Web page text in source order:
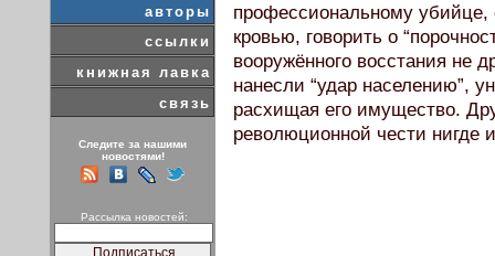
авторы
ссылки
книжная лавка
связь
Следите за нашими
новостями!
Рассылка новостей:
профессиональному убийце,
кровью, говорить о
вооружённого восстания не
нанесли “удар населению”,
расхищая его имущество.
революционной чести